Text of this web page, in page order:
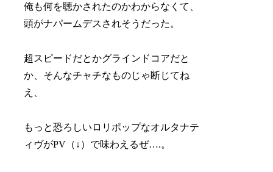
俺も何を聴かされたのかわからなくて、
頭がナパームデスされそうだった。
超スピードだとかグラインドコアだと
か、そんなチャチなものじゃ断じてね
え、
もっと恐ろしいロリポップなオルタナテ
ィヴがPV（↓）で味わえるぜ….。